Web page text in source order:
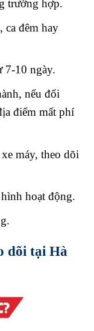
trường hợp.
ca đêm hay
7-10 ngày.
nếu đối
điểm mất phí
máy, theo dõi
hoạt động.
dõi tại Hà